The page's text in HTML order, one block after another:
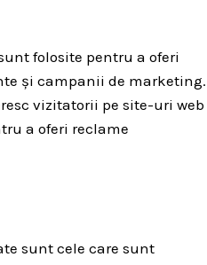
folosite pentru a oferi
și campanii de marketing.
vizitatorii pe site-uri web
a oferi reclame
sunt cele care sunt